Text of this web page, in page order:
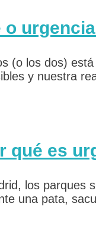
(o los dos)
y nuestra
qué es
los
una pata,